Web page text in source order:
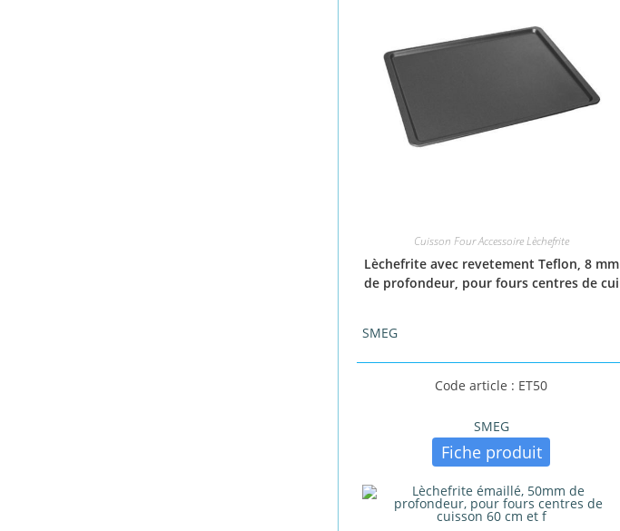
Cuisson Four Accessoire Lèchefrite
Lèchefrite avec revetement Teflon, 8 mm
de profondeur, pour fours centres de cui
SMEG
Code article : ET50
SMEG
Fiche produit